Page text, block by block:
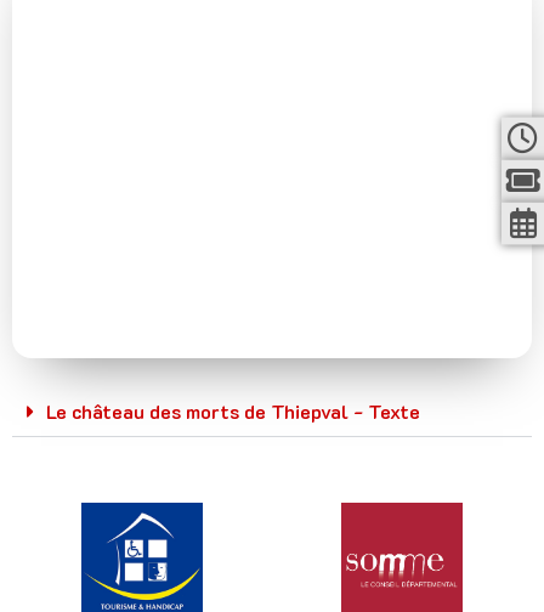
Le château des morts de Thiepval - Texte